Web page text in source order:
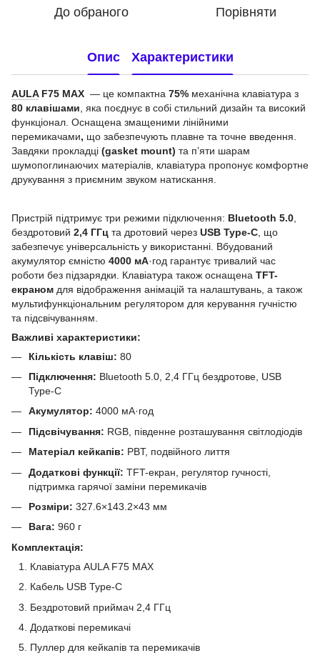
До обраного Порівняти
Опис Характеристики
AULAF75 MAX — це компактна 75% механічна клавіатура з
80 клавішами , яка поєднує в собі стильний дизайн та високий
функціонал. Оснащена змащеними лінійними
перемикачами, що забезпечують плавне та точне введення.
Завдяки прокладці (gasket mount) та п’яти шарам
шумопоглинаючих матеріалів, клавіатура пропонує комфортне
друкування з приємним звуком натискання.
Пристрій підтримує три режими підключення: Bluetooth 5.0
бездротовий 2,4 ГГц та дротовий через USB Type-C , що
забезпечує універсальність у використанні. Вбудований
акумулятор ємністю 4000 мА·год гарантує тривалий час
роботи без підзарядки. Клавіатура також оснащена TFT-
екраном для відображення анімацій та налаштувань, а також
мультифункціональним регулятором для керування гучністю
та підсвічуванням.
Важливі характеристики:
Кількість клавіш: 80
Підключення: Bluetooth 5.0, 2,4 ГГц бездротове, USB
Type-C
Акумулятор: 4000 мА·год
Підсвічування: RGB, південне розташування світлодіодів
Матеріал кейкапів: PBT, подвійного лиття
Додаткові функції: TFT-екран, регулятор гучності,
підтримка гарячої заміни перемикачів
Розміри: 327.6×143.2×43 мм
Вага: 960 г
Комплектація:
Клавіатура AULA F75 MAX
Кабель USB Type-C
Бездротовий приймач 2,4 ГГц
Додаткові перемикачі
Пуллер для кейкапів та перемикачів